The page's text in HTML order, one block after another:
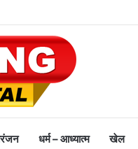
धर्म – आध्यात्म खेल